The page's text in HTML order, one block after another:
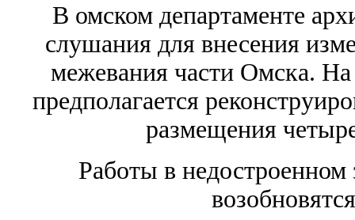
В омском департаменте
слушания для внесения
межевания части Омска.
предполагается
размещения
Работы в